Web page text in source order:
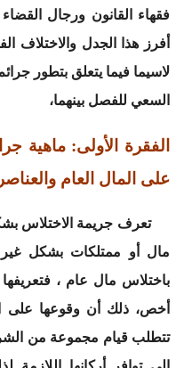
فقهاء القانون ورجال
أفرز هذا الجدل والاختلاف
لاسيما فيما يتعلق بتطور
السعي للفصل بينهما،
الفقرة الأولى: ماهية
على المال العام والعناصر
تعرف جريمة الاختلاس
مال أو ممتلكات بشكل غير
باختلاس مال عام ،
أخص، ذلك أن وقوعها على
تتطلب قيام مجموعة من